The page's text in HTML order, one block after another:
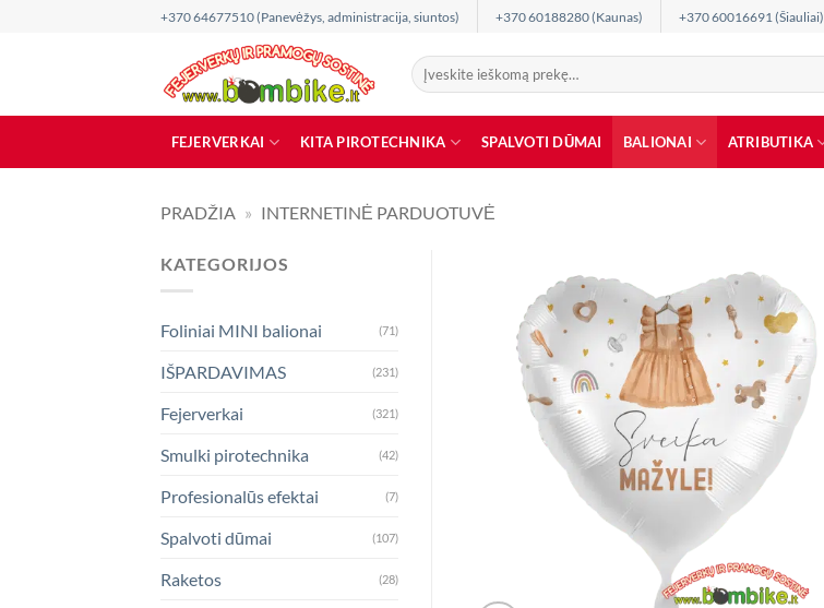
+370 64677510 (Panevėžys, administracija, siuntos) +370 60188280 (Kaunas) +370 60016691 (Šiauliai)
Ieškoti:
FEJERVERKAI KITA PIROTECHNIKA SPALVOTI DŪMAI BALIONAI ATRIBUTIKA
PRADŽIA » INTERNETINĖ PARDUOTUVĖ
KATEGORIJOS
Foliniai MINI balionai (71)
IŠPARDAVIMAS (231)
Fejerverkai (321)
Smulki pirotechnika (42)
Profesionalūs efektai (7)
Spalvoti dūmai (107)
Raketos (28)